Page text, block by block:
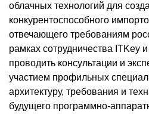
облачных технологий для
конкурентоспособного
отвечающего требованиям
рамках сотрудничества ITKey
проводить консультации и
участием профильных
архитектуру, требования и
будущего программно-